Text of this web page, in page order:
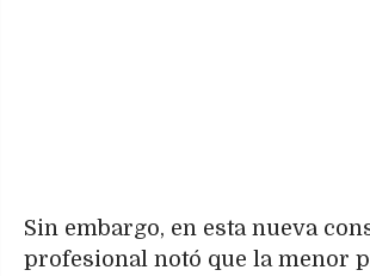
Sin embargo, en esta nueva
profesional notó que la menor